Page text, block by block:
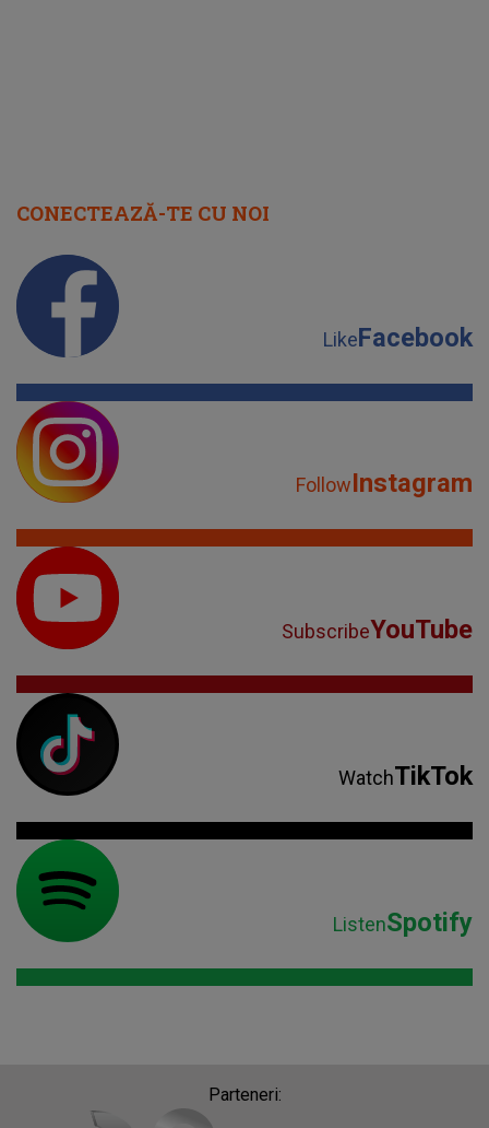
CONECTEAZĂ-TE CU NOI
LikeFacebook
FollowInstagram
SubscribeYouTube
WatchTikTok
ListenSpotify
Parteneri: